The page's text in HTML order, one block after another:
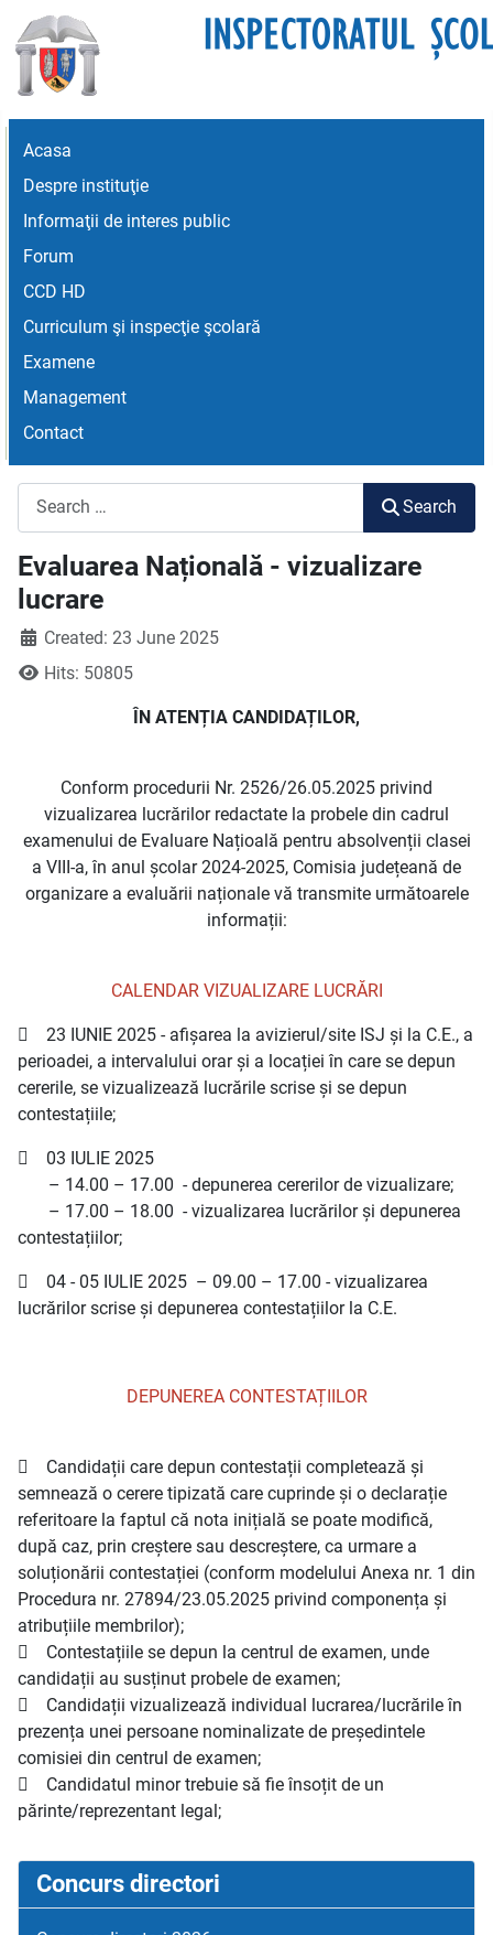
Acasa
Despre instituţie
Informaţii de interes public
Forum
CCD HD
Curriculum şi inspecţie şcolară
Examene
Management
Contact
Search
Evaluarea Națională - vizualizare
lucrare
Created: 23 June 2025
Hits: 50805
ÎN ATENȚIA CANDIDAȚILOR,
Conform procedurii Nr. 2526/26.05.2025 privind
vizualizarea lucrărilor redactate la probele din cadrul
examenului de Evaluare Națioală pentru absolvenții clasei
a VIII-a, în anul școlar 2024-2025, Comisia județeană de
organizare a evaluării naționale vă transmite următoarele
informații:
CALENDAR VIZUALIZARE LUCRĂRI
 23 IUNIE 2025 - afișarea la avizierul/site ISJ și la C.E., a
perioadei, a intervalului orar și a locației în care se depun
cererile, se vizualizează lucrările scrise și se depun
contestațiile;
 03 IULIE 2025
– 14.00 – 17.00 - depunerea cererilor de vizualizare;
– 17.00 – 18.00 - vizualizarea lucrărilor și depunerea
contestațiilor;
 04 - 05 IULIE 2025 – 09.00 – 17.00 - vizualizarea
lucrărilor scrise și depunerea contestațiilor la C.E.
DEPUNEREA CONTESTAȚIILOR
 Candidații care depun contestații completează și
semnează o cerere tipizată care cuprinde și o declarație
referitoare la faptul că nota inițială se poate modifică,
după caz, prin creștere sau descreștere, ca urmare a
soluționării contestației (conform modelului Anexa nr. 1 din
Procedura nr. 27894/23.05.2025 privind componența și
atribuțiile membrilor);
 Contestațiile se depun la centrul de examen, unde
candidații au susținut probele de examen;
 Candidații vizualizează individual lucrarea/lucrările în
prezența unei persoane nominalizate de președintele
comisiei din centrul de examen;
 Candidatul minor trebuie să fie însoțit de un
părinte/reprezentant legal;
Concurs directori